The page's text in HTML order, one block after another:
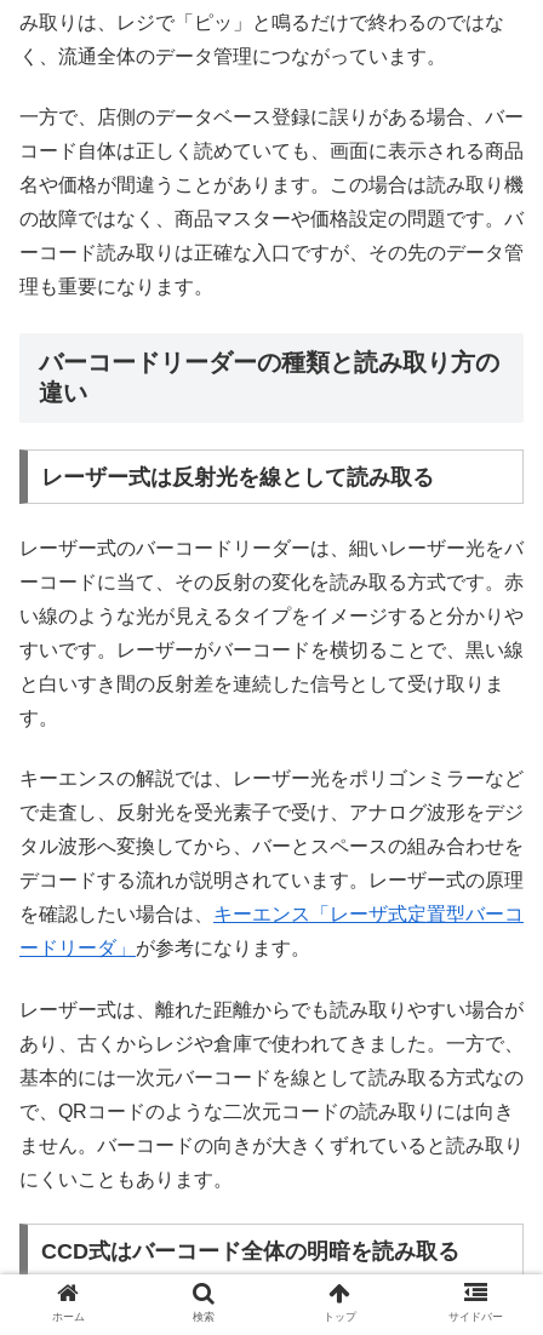
み取りは、レジで「ピッ」と鳴るだけで終わるのではな
く、流通全体のデータ管理につながっています。
一方で、店側のデータベース登録に誤りがある場合、バー
コード自体は正しく読めていても、画面に表示される商品
名や価格が間違うことがあります。この場合は読み取り機
の故障ではなく、商品マスターや価格設定の問題です。バ
ーコード読み取りは正確な入口ですが、その先のデータ管
理も重要になります。
バーコードリーダーの種類と読み取り方の
違い
レーザー式は反射光を線として読み取る
レーザー式のバーコードリーダーは、細いレーザー光をバ
ーコードに当て、その反射の変化を読み取る方式です。赤
い線のような光が見えるタイプをイメージすると分かりや
すいです。レーザーがバーコードを横切ることで、黒い線
と白いすき間の反射差を連続した信号として受け取りま
す。
キーエンスの解説では、レーザー光をポリゴンミラーなど
で走査し、反射光を受光素子で受け、アナログ波形をデジ
タル波形へ変換してから、バーとスペースの組み合わせを
デコードする流れが説明されています。レーザー式の原理
を確認したい場合は、 キーエンス「レーザ式定置型バーコ
ードリーダ」 が参考になります。
レーザー式は、離れた距離からでも読み取りやすい場合が
あり、古くからレジや倉庫で使われてきました。一方で、
基本的には一次元バーコードを線として読み取る方式なの
で、QRコードのような二次元コードの読み取りには向き
ません。バーコードの向きが大きくずれていると読み取り
にくいこともあります。
CCD式はバーコード全体の明暗を読み取る
CCD式のバーコードリーダーは、バーコードにLED光を
ホーム 検索 トップ サイドバー